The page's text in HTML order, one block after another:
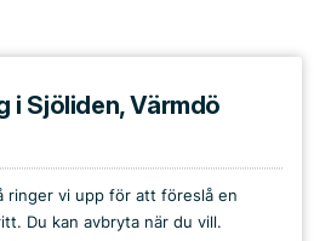
i Sjöliden, Värmdö
ringer vi upp för att föreslå en
Du kan avbryta när du vill.